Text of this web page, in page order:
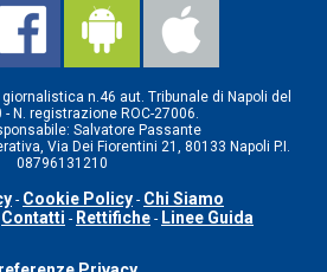
n.46 aut. Tribunale di Napoli del
N. registrazione ROC-27006.
Salvatore Passante
Via Dei Fiorentini 21, 80133 Napoli P.I.
08796131210
- Cookie Policy - Chi Siamo
Contatti - Rettifiche - Linee Guida